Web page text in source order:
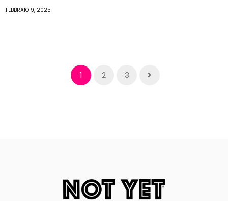
FEBBRAIO 9, 2025
1 2 3